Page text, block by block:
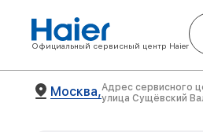
Официальный сервисный центр Haier
Москва,Адрес сервисного
улица Сущёвский